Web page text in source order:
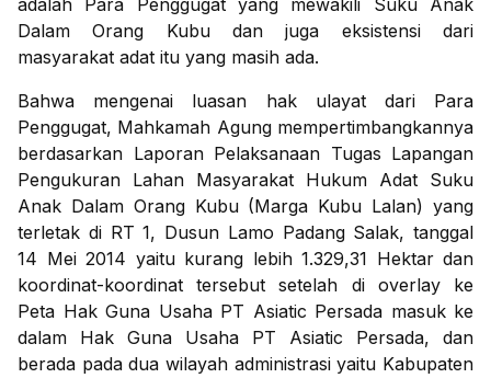
adalah Para Penggugat yang mewakili Suku Anak
Dalam Orang Kubu dan juga eksistensi dari
masyarakat adat itu yang masih ada.
Bahwa mengenai luasan hak ulayat dari Para
Penggugat, Mahkamah Agung mempertimbangkannya
berdasarkan Laporan Pelaksanaan Tugas Lapangan
Pengukuran Lahan Masyarakat Hukum Adat Suku
Anak Dalam Orang Kubu (Marga Kubu Lalan) yang
terletak di RT 1, Dusun Lamo Padang Salak, tanggal
14 Mei 2014 yaitu kurang lebih 1.329,31 Hektar dan
koordinat-koordinat tersebut setelah di overlay ke
Peta Hak Guna Usaha PT Asiatic Persada masuk ke
dalam Hak Guna Usaha PT Asiatic Persada, dan
berada pada dua wilayah administrasi yaitu Kabupaten